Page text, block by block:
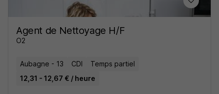
Agent de Nettoyage H/F
O2
Aubagne - 13 CDI
Temps partiel
12,31 - 12,67 € / heure